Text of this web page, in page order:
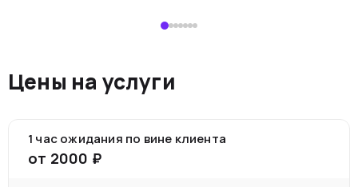
Цены на услуги
1 час ожидания по вине клиента
от 2000 ₽